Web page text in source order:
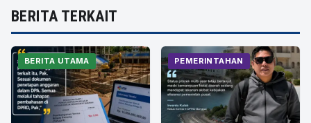
BERITA TERKAIT
BERITA UTAMA PEMERINTAHAN